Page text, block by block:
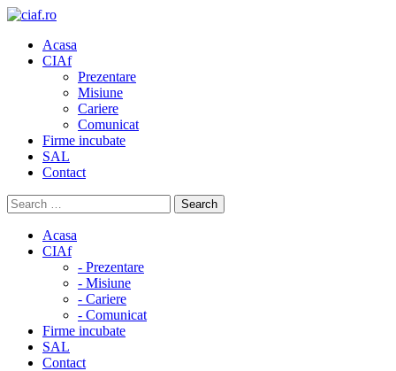
Acasa
CIAf
Prezentare
Misiune
Cariere
Comunicat
Firme incubate
SAL
Contact
Acasa
CIAf
- Prezentare
- Misiune
- Cariere
- Comunicat
Firme incubate
SAL
Contact